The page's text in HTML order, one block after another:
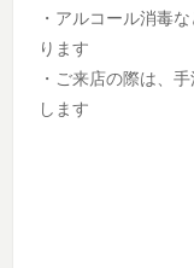
・アルコール消毒
ります
・ご来店の際は、
します